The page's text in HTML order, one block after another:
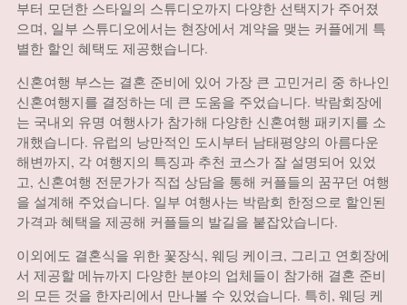
부터 모던한 스타일의 스튜디오까지 다양한 선택지가 주어졌
으며, 일부 스튜디오에서는 현장에서 계약을 맺는 커플에게 특
별한 할인 혜택도 제공했습니다.
신혼여행 부스는 결혼 준비에 있어 가장 큰 고민거리 중 하나인
신혼여행지를 결정하는 데 큰 도움을 주었습니다. 박람회장에
는 국내외 유명 여행사가 참가해 다양한 신혼여행 패키지를 소
개했습니다. 유럽의 낭만적인 도시부터 남태평양의 아름다운
해변까지, 각 여행지의 특징과 추천 코스가 잘 설명되어 있었
고, 신혼여행 전문가가 직접 상담을 통해 커플들의 꿈꾸던 여행
을 설계해 주었습니다. 일부 여행사는 박람회 한정으로 할인된
가격과 혜택을 제공해 커플들의 발길을 붙잡았습니다.
이외에도 결혼식을 위한 꽃장식, 웨딩 케이크, 그리고 연회장에
서 제공할 메뉴까지 다양한 분야의 업체들이 참가해 결혼 준비
의 모든 것을 한자리에서 만나볼 수 있었습니다. 특히, 웨딩 케